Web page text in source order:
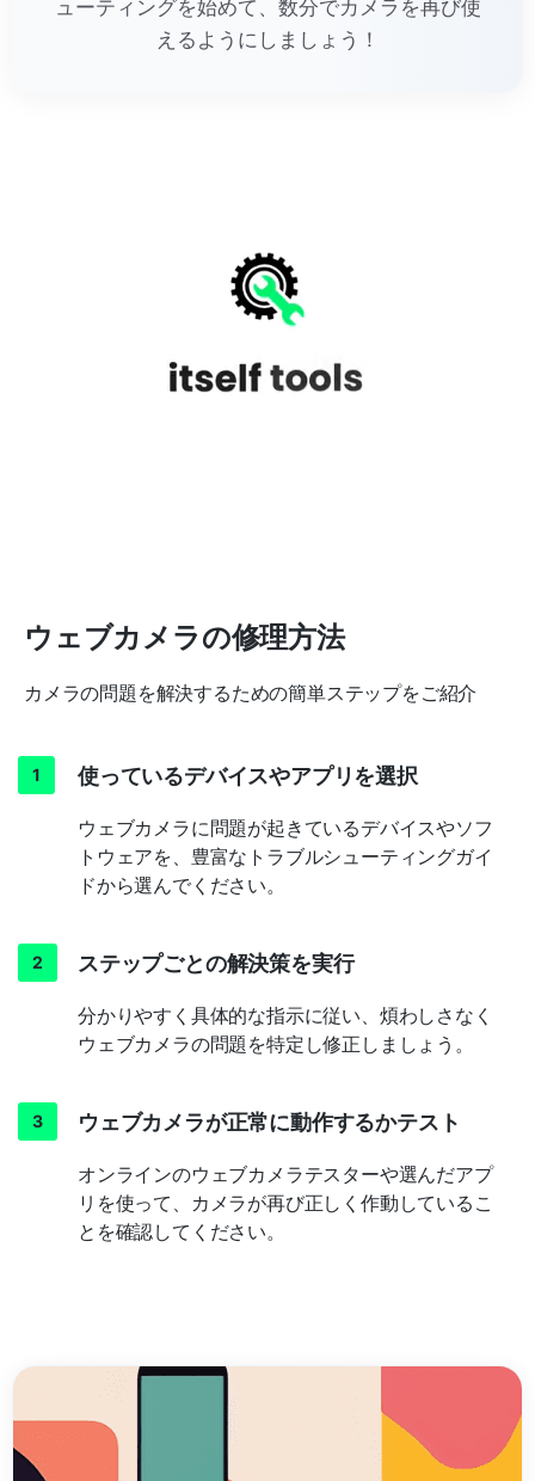
ューティングを始めて、数分でカメラを再び使
えるようにしましょう！
ウェブカメラの修理方法
カメラの問題を解決するための簡単ステップをご紹介
使っているデバイスやアプリを選択
ウェブカメラに問題が起きているデバイスやソフ
トウェアを、豊富なトラブルシューティングガイ
ドから選んでください。
ステップごとの解決策を実行
分かりやすく具体的な指示に従い、煩わしさなく
ウェブカメラの問題を特定し修正しましょう。
ウェブカメラが正常に動作するかテスト
オンラインのウェブカメラテスターや選んだアプ
リを使って、カメラが再び正しく作動しているこ
とを確認してください。